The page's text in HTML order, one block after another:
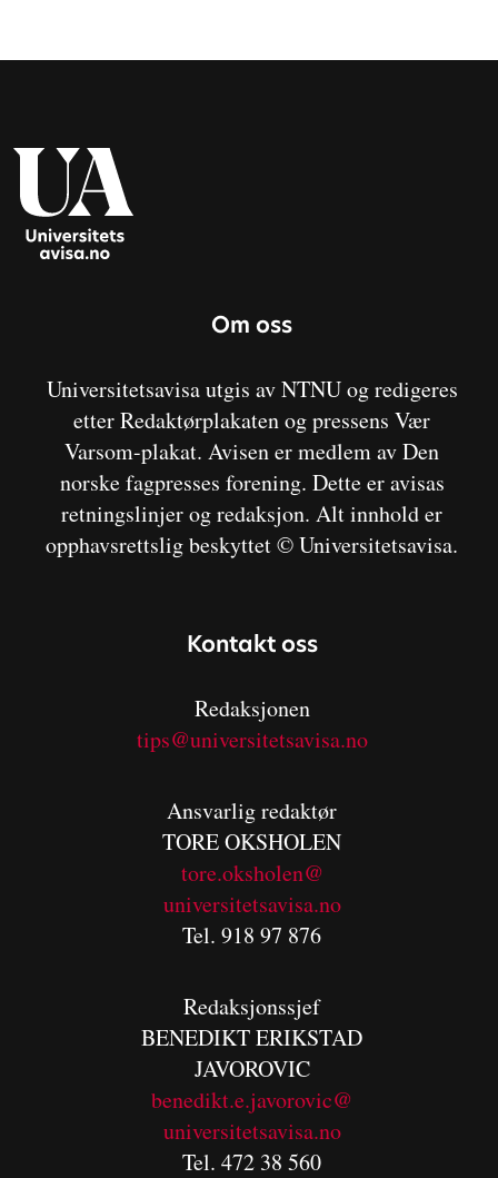
Om oss
Universitetsavisa utgis av NTNU og redigeres
etter Redaktørplakaten og pressens Vær
Varsom-plakat. Avisen er medlem av Den
norske fagpresses forening. Dette er avisas
retningslinjer og redaksjon. Alt innhold er
opphavsrettslig beskyttet © Universitetsavisa.
Kontakt oss
Redaksjonen
tips@universitetsavisa.no
Ansvarlig redaktør
TORE OKSHOLEN
tore.oksholen@
universitetsavisa.no
Tel. 918 97 876
Redaksjonssjef
BENEDIKTERIKSTAD
JAVOROVIC
benedikt.e.javorovic@
universitetsavisa.no
Tel. 472 38 560